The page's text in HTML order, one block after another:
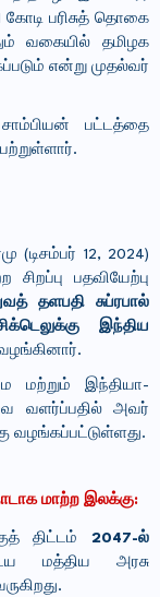
கோடி பரிசுத் தொகை​
வகையில் தமிழக
என்று முதல்வர்
பட்டத்தை
(டிசம்பர் 12, 2024)
பதவியேற்பு
தளபதி சுப்ரபால்
இந்திய
மற்றும் இந்தியா-
வளர்ப்பதில் அவர்
வழங்கப்பட்டுள்ளது.
மாற்ற இலக்கு:
திட்டம் 2047-ல்
மத்திய அரசு